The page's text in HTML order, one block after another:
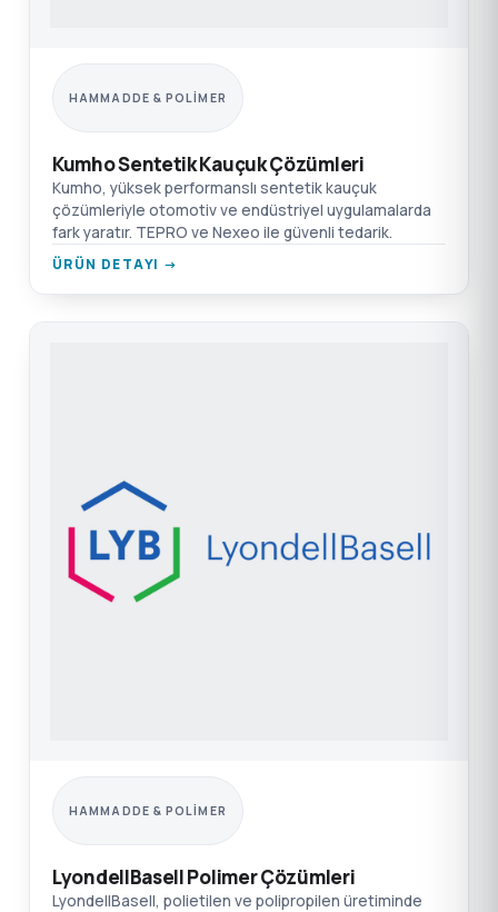
HAMMADDE & POLIMER
Kumho Sentetik Kauçuk Çözümleri
Kumho, yüksek performanslı sentetik kauçuk
çözümleriyle otomotiv ve endüstriyel uygulamalarda
fark yaratır. TEPRO ve Nexeo ile güvenli tedarik.
ÜRÜN DETAYI →
HAMMADDE & POLIMER
LyondellBasell Polimer Çözümleri
LyondellBasell, polietilen ve polipropilen üretiminde